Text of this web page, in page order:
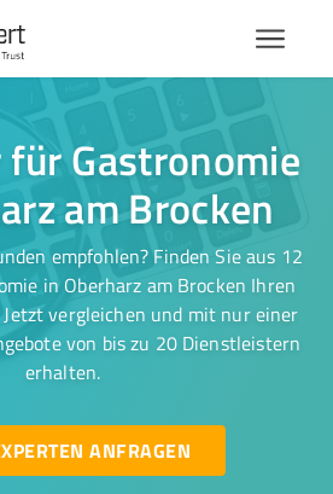
Gastronomie
am Brocken
empfohlen? Finden Sie aus 12
in Oberharz am Brocken Ihren
Jetzt vergleichen und mit nur einer
von bis zu 20 Dienstleistern
erhalten.
ANFRAGEN